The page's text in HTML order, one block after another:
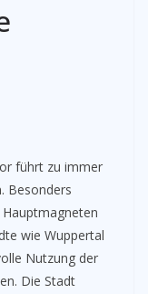
führt zu immer
Besonders
wie Wuppertal
Nutzung der
Die Stadt